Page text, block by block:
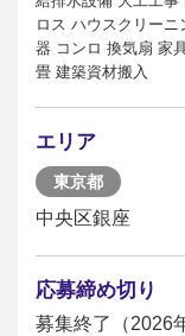
ロス ハウスクリー
器 コンロ 換気扇 家
畳 建築資材搬入
エリア
東京都
中央区銀座
応募締め切り
募集終了（2026